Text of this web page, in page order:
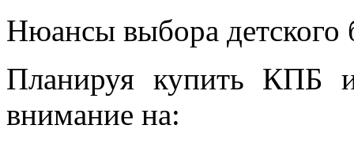
Нюансы выбора детского
Планируя купить КПБ
внимание на: